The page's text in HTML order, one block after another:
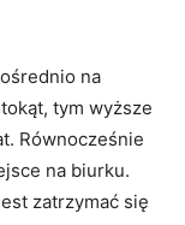
na
tym wyższe
Równocześnie
na biurku.
zatrzymać się